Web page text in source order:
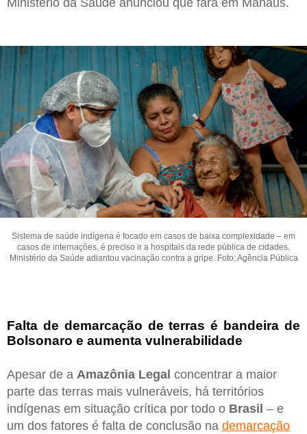
Ministério da Saúde anunciou que fará em Manaus.
Sistema de saúde indígena é focado em casos de baixa complexidade – em
casos de internações, é preciso ir a hospitais da rede pública de cidades.
Ministério da Saúde adiantou vacinação contra a gripe. Foto: Agência Pública
Falta de demarcação de terras é bandeira de
Bolsonaro e aumenta vulnerabilidade
Apesar de a Amazônia Legal concentrar a maior
parte das terras mais vulneráveis, há territórios
indígenas em situação crítica por todo o Brasil – e
um dos fatores é falta de conclusão na demarcação